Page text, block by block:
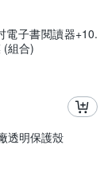
電子書閱讀器+10.
(組合)
透明保護殼